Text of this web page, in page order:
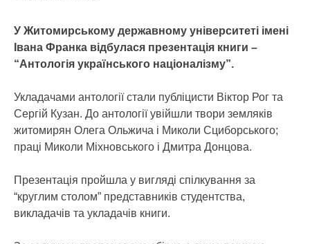
У Житомирському державному університеті імені
Івана Франка відбулася презентація книги –
“Антологія українського націоналізму”.
Укладачами антології стали публіцисти Віктор Рог та
Сергій Кузан. До антології увійшли твори земляків
житомирян Олега Ольжича і Миколи Сциборського;
праці Миколи Міхновського і Дмитра Донцова.
Презентація пройшла у вигляді спілкування за
“круглим столом” представників студентства,
викладачів та укладачів книги.